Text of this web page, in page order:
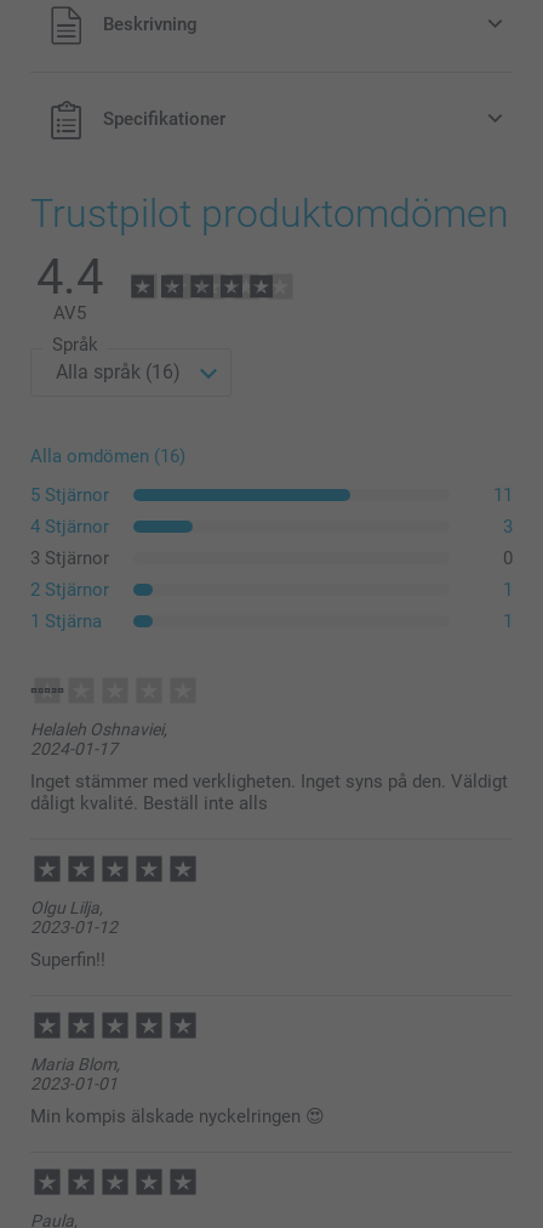
Alla priser är i svenska kronor (SEK), inklusive moms och
exklusive porto.
Beskrivning
Specifikationer
Trustpilot produktomdömen
4.4
AV5
Språk
Alla omdömen (16)
5 Stjärnor
11
4 Stjärnor
3
3 Stjärnor
0
2 Stjärnor
1
1 Stjärna
1
Helaleh Oshnaviei,
2024-01-17
Inget stämmer med verkligheten. Inget syns på den. Väldigt
dåligt kvalité. Beställ inte alls
Olgu Lilja,
2023-01-12
Superfin!!
Maria Blom,
2023-01-01
Min kompis älskade nyckelringen 😍
Paula,